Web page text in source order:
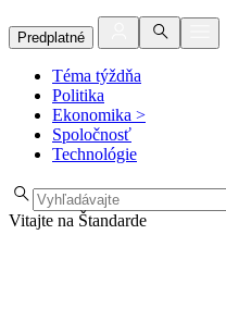
Predplatné
Téma týždňa
Politika
Ekonomika >
Spoločnosť
Technológie
Vitajte na Štandarde